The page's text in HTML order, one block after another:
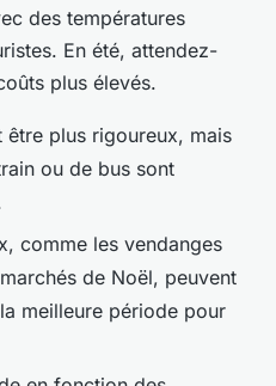
des températures
En été, attendez-
plus élevés.
être plus rigoureux, mais
ou de bus sont
comme les vendanges
de Noël, peuvent
meilleure période pour